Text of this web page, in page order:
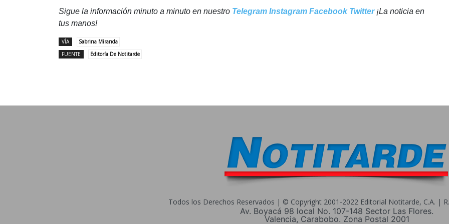
Sigue la información minuto a minuto en nuestro Telegram Instagram Facebook Twitter¡La noticia en
tus manos!
VÍA
Sabrina Miranda
FUENTE
Editoría De Notitarde
Todos los Derechos Reservados | © Copyright 2001-2022 Editorial Notitarde, C.A. |
Av. Boyacá 98 local No. 107-148 Sector Las Flores.
Valencia, Carabobo. Zona Postal 2001